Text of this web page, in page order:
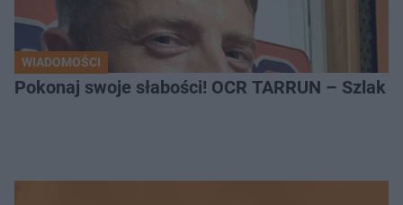
WIADOMOŚCI
Pokonaj swoje słabości! OCR TARRUN – Szlak